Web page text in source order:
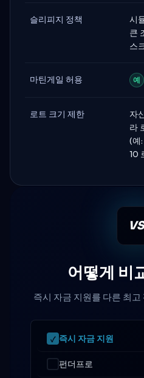
슬리피지 정책
시
큰
스
마틴게일 허용 예
로트 크기 제한
자
라
(예
10
VS
어떻게 비
즉시 자금 지원를 다른 최
즉시 자금 지원
펀더프로